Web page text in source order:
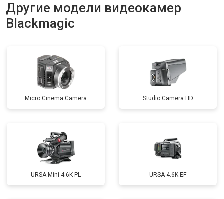
Другие модели видеокамер
Blackmagic
Micro Cinema Camera Studio Camera HD
URSA Mini 4.6K PL URSA 4.6K EF